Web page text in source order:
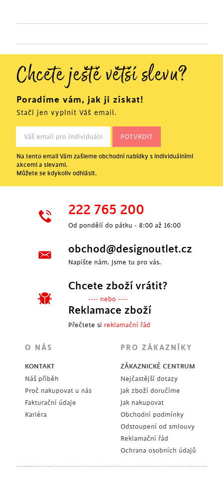
Chcete ještě větší slevu?
Poradíme vám, jak ji získat!
Stačí jen vyplnit Váš email.
Na tento email Vám zašleme obchodní nabídky s individuálními
akcemi a slevami.
Můžete se kdykoliv odhlásit.
222 765 200
Od pondělí do pátku - 8:00 až 16:00
obchod@designoutlet.cz
Napište nám. Jsme tu pro vás.
Chcete zboží vrátit?
---- nebo ----
Reklamace zboží
Přečtete si reklamační řád
O NÁS
KONTAKT
Náš příběh
Proč nakupovat u nás
Fakturační údaje
Kariéra
PRO ZÁKAZNÍKY
ZÁKAZNICKÉ CENTRUM
Nejčastější dotazy
Jak zboží doručíme
Jak nakupovat
Obchodní podmínky
Odstoupení od smlouvy
Reklamační řád
Ochrana osobních údajů